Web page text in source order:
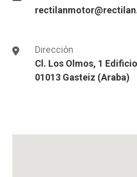
Dirección
Cl. Los Olmos, 1
01013 Gasteiz (Araba)